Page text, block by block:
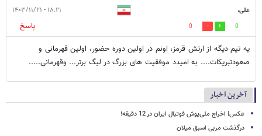
علی. ۱۸:۲۱ - ۱۴۰۳/۱۱/۲۱
0
0
پاسخ
یه تیم دیگه از ارتش قرمز، اونم در اولین دوره حضور، اولین قهرمانی و
صعودتبریکات.... به امیدد موفقیت های بزرگ در لیگ برتر... وقهرمانی.....
آخرین اخبار
عکس| اخراج ملی‌پوش فوتبال ایران در 12 دقیقه!
درگذشت مربی اسبق میلان